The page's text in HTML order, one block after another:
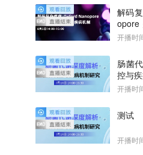
解码
opore
示疾
开播时
肠菌
控与
开播时
测试
开播时